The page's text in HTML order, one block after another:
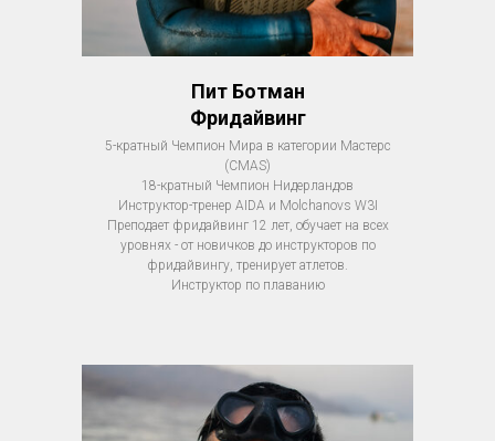
Пит Ботман
Фридайвинг
5-кратный Чемпион Мира в категории Мастерс
(CMAS)
18-кратный Чемпион Нидерландов
Инструктор-тренер AIDA и Molchanovs W3I
Преподает фридайвинг 12 лет, обучает на всех
уровнях - от новичков до инструкторов по
фридайвингу, тренирует атлетов.
Инструктор по плаванию